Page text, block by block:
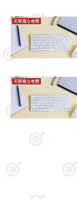
天邪鬼な考察
天邪鬼な考察